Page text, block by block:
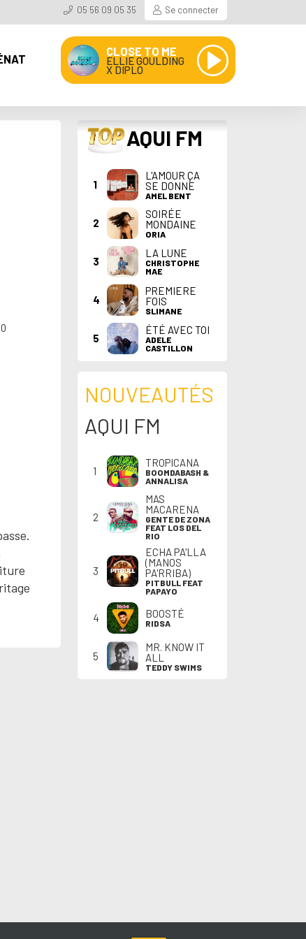
05 56 09 05 35 Se connecter
CLOSE TO ME
ELLIE GOULDING
X DIPLO
TOP AQUI FM
1
L'AMOUR ÇA
SE DONNE
AMEL BENT
2
SOIRÉE
MONDAINE
ORIA
3
LA LUNE
CHRISTOPHE
MAE
4
PREMIERE
FOIS
SLIMANE
5
ÉTÉ AVEC TOI
ADELE
CASTILLON
NOUVEAUTÉS
AQUI FM
1
TROPICANA
BOOMDABASH &
ANNALISA
2
MAS
MACARENA
GENTE DE ZONA
FEAT LOS DEL
RIO
3
ECHA PA'LLA
(MANOS
PA'RRIBA)
PITBULL FEAT
PAPAYO
4 BOOSTÉ
RIDSA
5
MR. KNOW IT
ALL
TEDDY SWIMS